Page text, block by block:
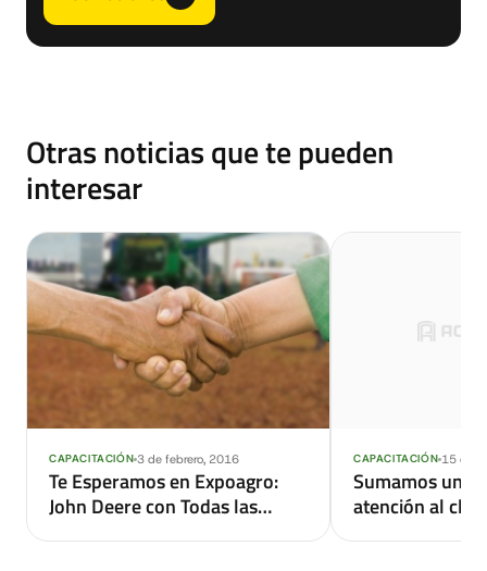
Otras noticias que te pueden
interesar
CAPACITACIÓN 3 de febrero, 2016
Te Esperamos en Expoagro:
John Deere con Todas las
CAPACITACIÓN 15 de
Sumamos una
atención al